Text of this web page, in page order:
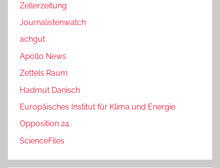
Zellerzeitung
Journalistenwatch
achgut
Apollo News
Zettels Raum
Hadmut Danisch
Europäisches Institut für Klima und Energie
Opposition 24
ScienceFiles